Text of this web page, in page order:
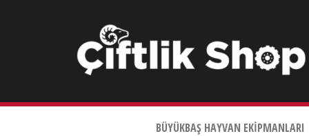
Shop
BÜYÜKBAŞ HAYVAN EKIPMANLARI